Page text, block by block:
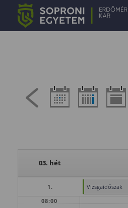
03. hét
1.
Vizsgaidőszak
08:00